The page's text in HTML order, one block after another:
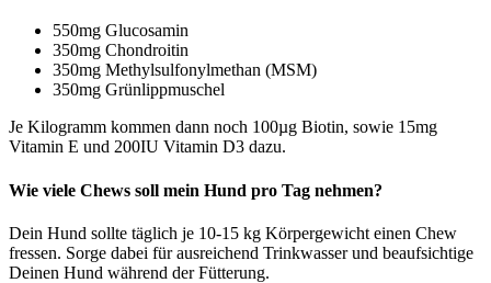
550mg Glucosamin
350mg Chondroitin
350mg Methylsulfonylmethan (MSM)
350mg Grünlippmuschel
Je Kilogramm kommen dann noch 100µg Biotin, sowie 15mg
Vitamin E und 200IU Vitamin D3 dazu.
Wie viele Chews soll mein Hund pro Tag nehmen?
Dein Hund sollte täglich je 10-15 kg Körpergewicht einen Chew
fressen. Sorge dabei für ausreichend Trinkwasser und beaufsichtige
Deinen Hund während der Fütterung.